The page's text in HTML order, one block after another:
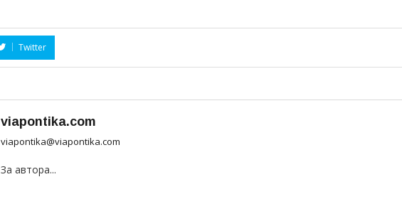
Twitter
viapontika.com
viapontika@viapontika.com
За автора...